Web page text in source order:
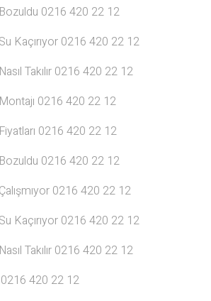
0216 420 22 12
Kaçırıyor 0216 420 22 12
Takılır 0216 420 22 12
0216 420 22 12
0216 420 22 12
0216 420 22 12
0216 420 22 12
Kaçırıyor 0216 420 22 12
Takılır 0216 420 22 12
420 22 12